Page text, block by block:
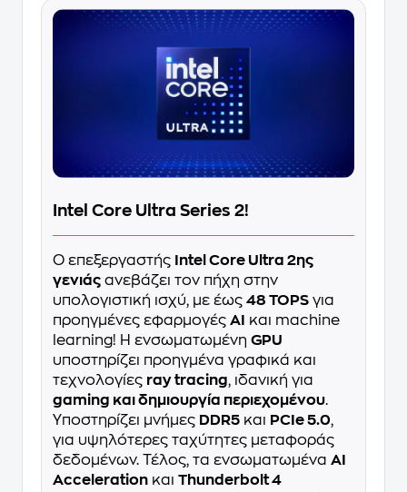
Intel Core Ultra Series 2!
Ο επεξεργαστής
Intel Core Ultra 2ης
γενιάς ανεβάζει τον πήχη στην
υπολογιστική ισχύ, με έως 48 TOPS για
προηγμένες εφαρμογές AI
και machine
learning! Η ενσωματωμένη GPU
υποστηρίζει προηγμένα γραφικά και
τεχνολογίες ray tracing, ιδανική για
gaming και δημιουργία περιεχομένου.
Υποστηρίζει μνήμες DDR5 και PCIe 5.0,
για υψηλότερες ταχύτητες μεταφοράς
δεδομένων. Τέλος, τα ενσωματωμένα AI
Acceleration και Thunderbolt 4